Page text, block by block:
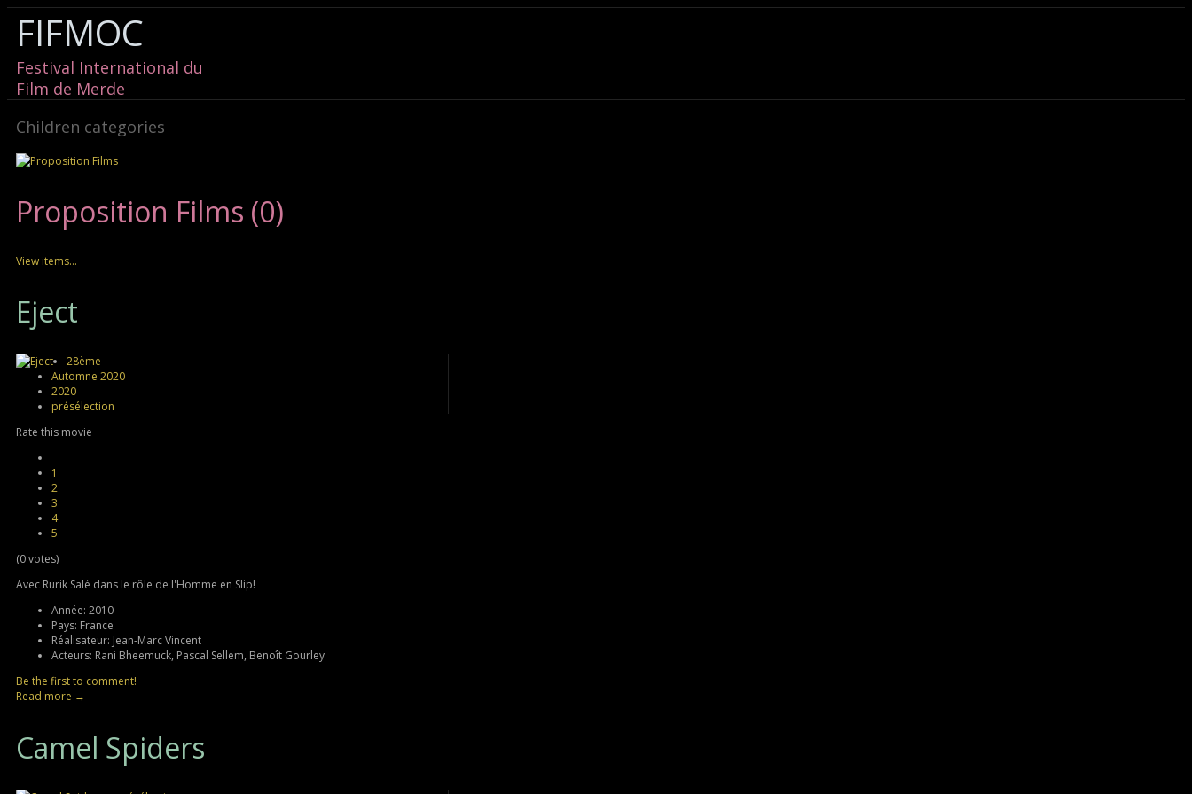
FIFMOC
Festival International du
Film de Merde
Children categories
Proposition Films (0)
View items...
Eject
28ème
Automne 2020
2020
présélection
Rate this movie
1
2
3
4
5
(0 votes)
Avec Rurik Salé dans le rôle de l'Homme en Slip!
Année: 2010
Pays: France
Réalisateur: Jean-Marc Vincent
Acteurs: Rani Bheemuck, Pascal Sellem, Benoît Gourley
Be the first to comment!
Read more →
Camel Spiders